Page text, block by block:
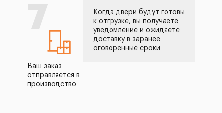
7
Ваш заказ
отправляется в
производство
Когда двери будут готовы
к отгрузке, вы получаете
уведомление и ожидаете
доставку в заранее
оговоренные сроки